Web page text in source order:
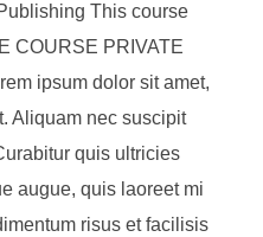
This course
COURSE PRIVATE
ipsum dolor sit amet,
Aliquam nec suscipit
quis ultricies
augue, quis laoreet mi
risus et facilisis